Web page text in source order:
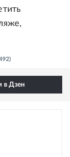
в Дзен